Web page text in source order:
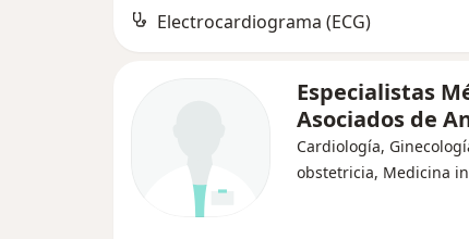
Electrocardiograma (ECG)
Especialistas
Asociados de
Cardiología,
obstetricia, Medicina